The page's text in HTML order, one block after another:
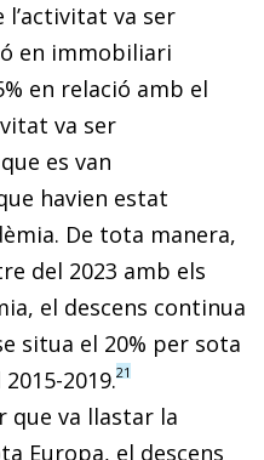
l’activitat va ser
en immobiliari
en relació amb el
va ser
es van
havien estat
De tota manera,
del 2023 amb els
el descens continua
situa el 20% per sota
2019.21
que va llastar la
Europa, el descens